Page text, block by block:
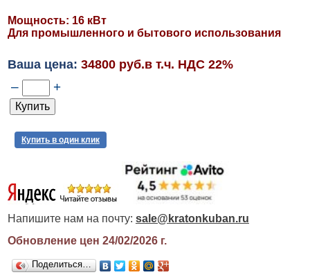
Мощность: 16 кВт
Для промышленного и бытового использования
Ваша цена: 34800 руб.в т.ч. НДС 22%
– +
Купить в один клик
Напишите нам на почту: sale@kratonkuban.ru
Обновление цен 24/02/2026г.
Поделиться…